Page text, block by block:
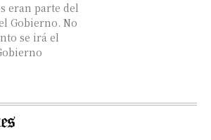
eran parte del
Gobierno. No
se irá el